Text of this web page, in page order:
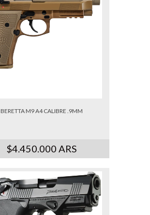
BERETTA M9 A4 CALIBRE .9MM
$4.450.000 ARS